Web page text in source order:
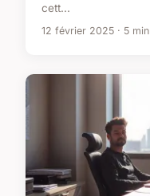
cett...
12 février 2025 · 5 min